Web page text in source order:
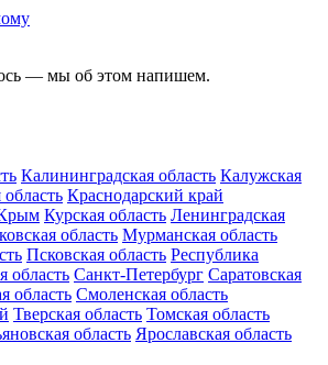
— мы об этом напишем.
Калининградская область Калужская
Краснодарский край
Курская область Ленинградская
область Мурманская область
Псковская область Республика
область Санкт-Петербург Саратовская
область Смоленская область
Тверская область Томская область
область Ярославская область